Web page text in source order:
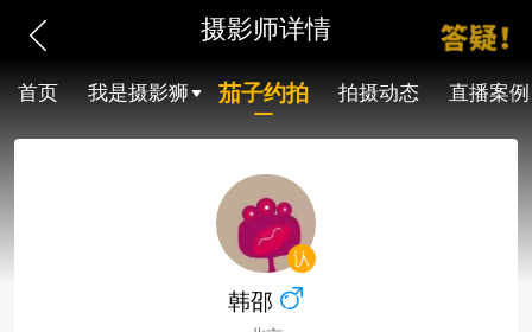
摄影师详情
首页 我是摄影狮 茄子约拍 拍摄动态 直播案例
韩邵